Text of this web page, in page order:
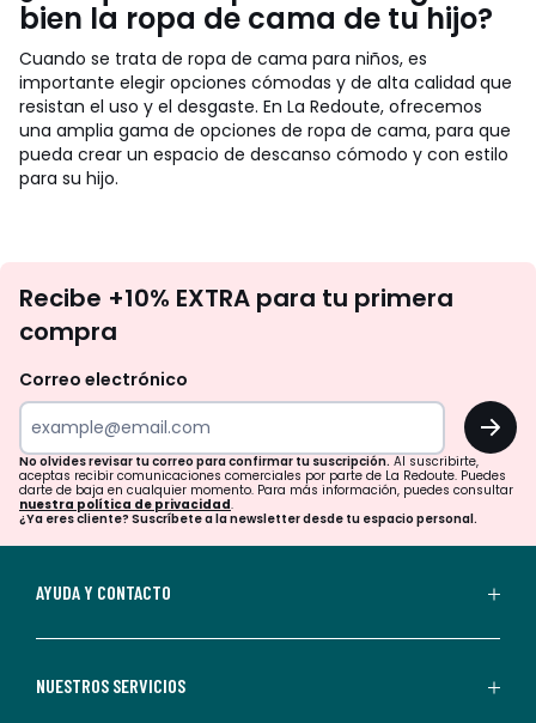
bien la ropa de cama de tu hijo?
Cuando se trata de ropa de cama para niños, es
importante elegir opciones cómodas y de alta calidad que
resistan el uso y el desgaste. En La Redoute, ofrecemos
una amplia gama de opciones de ropa de cama, para que
pueda crear un espacio de descanso cómodo y con estilo
para su hijo.
te
tu
para
confirmar
tu
suscripción.
aceptas
Recibe +10% EXTRA para tu primera
compra
Correo electrónico
OK
No olvides revisar tu correo para confirmar tu suscripción. Al suscribirte,
aceptas recibir comunicaciones comerciales por parte de La Redoute. Puedes
darte de baja en cualquier momento. Para más información, puedes consultar
nuestra política de privacidad.
¿Ya eres cliente? Suscríbete a la newsletter desde tu espacio personal.
AYUDA Y CONTACTO
NUESTROS SERVICIOS